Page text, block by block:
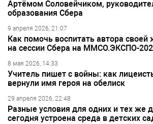
Артёмом Соловейчиком,
образования Сбера
9 апреля 2026, 21:07
Как помочь воспитать автора своей
на сессии Сбера на ММСО.ЭКСПО-
8 мая 2026, 14:33
Учитель пишет с войны: как
вернули имя героя на обелиск
29 апреля 2026, 22:48
Разные условия для одних и тех же
сегодня устроена среда в детских